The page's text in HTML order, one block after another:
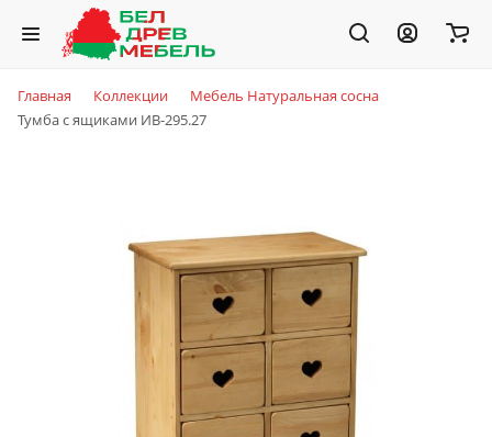
Главная Коллекции
Мебель Натуральная сосна
Тумба с ящиками ИВ-295.27